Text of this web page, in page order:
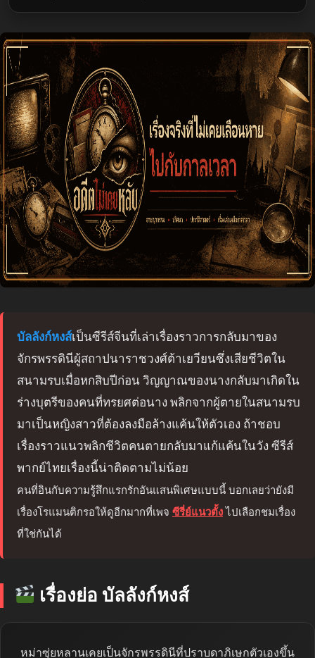
บัลลังก์หงส์เป็นซีรีส์จีนที่เล่าเรื่องราวการกลับมาของ
จักรพรรดินีผู้สถาปนาราชวงศ์ต้าเยวียนซึ่งเสียชีวิตใน
สนามรบเมื่อหกสิบปีก่อน วิญญาณของนางกลับมาเกิดใน
ร่างบุตรีของคนที่ทรยศต่อนาง พลิกจากผู้ตายในสนามรบ
มาเป็นหญิงสาวที่ต้องลงมือล้างแค้นให้ตัวเอง ถ้าชอบ
เรื่องราวแนวพลิกชีวิตคนตายกลับมาแก้แค้นในวัง ซีรีส์
พากย์ไทยเรื่องนี้น่าติดตามไม่น้อย
คนที่อินกับความรู้สึกแรกรักอันแสนพิเศษแบบนี้ บอกเลยว่ายังมี
เรื่องโรแมนติกรอให้ดูอีกมากที่เพจ ซีรี่ย์แนวตั้งไปเลือกชมเรื่อง
ที่ใช่กันได้
เรื่องย่อ บัลลังก์หงส์
หม่าซุ่ยหลานเคยเป็นจักรพรรดินีที่ปราบดาภิเษกตัวเองขึ้น